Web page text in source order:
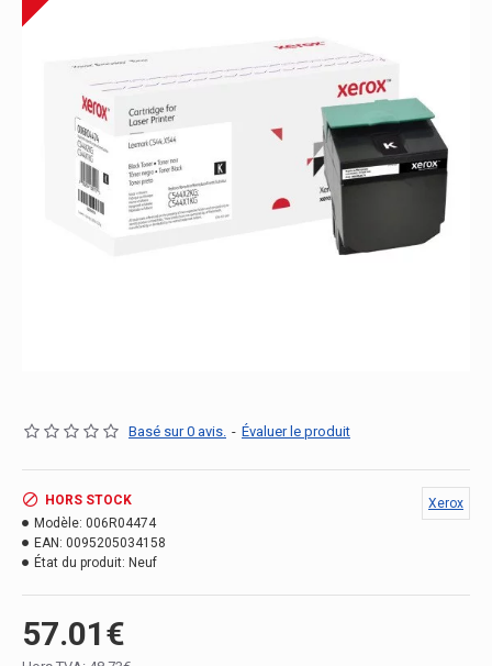
Basé sur 0 avis. - Évaluer le produit
57.01€
HORS STOCK
Modèle: 006R04474
EAN: 0095205034158
État du produit: Neuf
Xerox